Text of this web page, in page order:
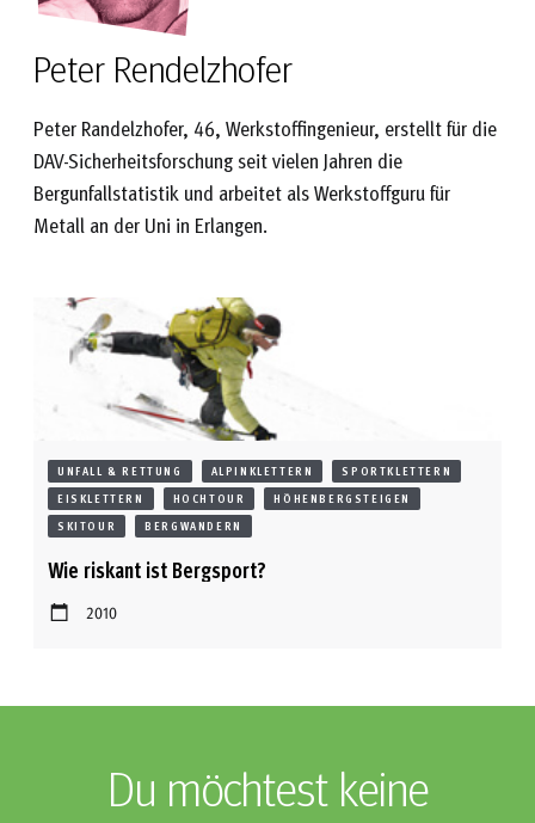
Peter Rendelzhofer
Peter Randelzhofer, 46, Werkstoffingenieur, erstellt für die
DAV-Sicherheitsforschung seit vielen Jahren die
Bergunfallstatistik und arbeitet als Werkstoffguru für
Metall an der Uni in Erlangen.
UNFALL & RETTUNG ALPINKLETTERN
SPORTKLETTERN
EISKLETTERN
HOCHTOUR
HÖHENBERGSTEIGEN
SKITOUR
BERGWANDERN
Wie riskant ist Bergsport?
2010
Du möchtest keine